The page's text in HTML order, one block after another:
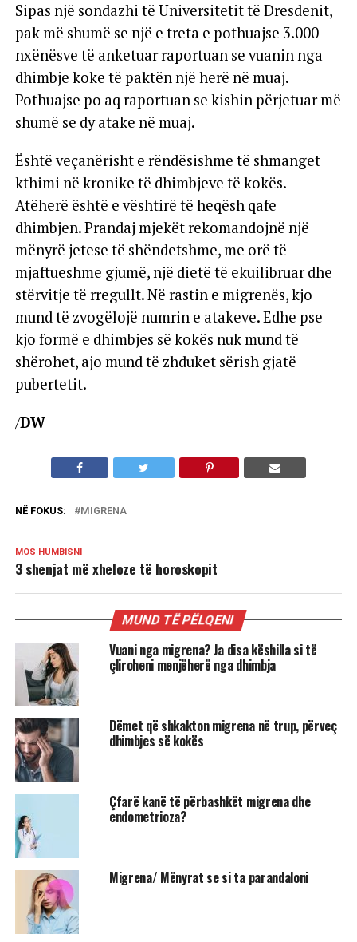
Sipas një sondazhi të Universitetit të Dresdenit,
pak më shumë se një e treta e pothuajse 3.000
nxënësve të anketuar raportuan se vuanin nga
dhimbje koke të paktën një herë në muaj.
Pothuajse po aq raportuan se kishin përjetuar më
shumë se dy atake në muaj.
Është veçanërisht e rëndësishme të shmanget
kthimi në kronike të dhimbjeve të kokës.
Atëherë është e vështirë të heqësh qafe
dhimbjen. Prandaj mjekët rekomandojnë një
mënyrë jetese të shëndetshme, me orë të
mjaftueshme gjumë, një dietë të ekuilibruar dhe
stërvitje të rregullt. Në rastin e migrenës, kjo
mund të zvogëlojë numrin e atakeve. Edhe pse
kjo formë e dhimbjes së kokës nuk mund të
shërohet, ajo mund të zhduket sërish gjatë
pubertetit.
/DW
NË FOKUS: MIGRENA
MOS HUMBISNI
3 shenjat më xheloze të horoskopit
MUND TË PËLQENI
Vuani nga migrena? Ja disa këshilla si të
çliroheni menjëherë nga dhimbja
Dëmet që shkakton migrena në trup, përveç
dhimbjes së kokës
Çfarë kanë të përbashkët migrena dhe
endometrioza?
Migrena/ Mënyrat se si ta parandaloni